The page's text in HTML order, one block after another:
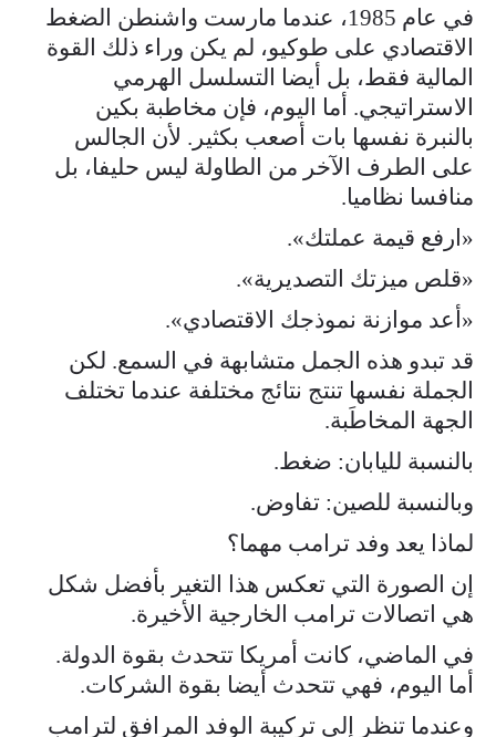
في عام 1985، عندما مارست واشنطن الضغط
الاقتصادي على طوكيو، لم يكن وراء ذلك القوة
المالية فقط، بل أيضا التسلسل الهرمي
الاستراتيجي. أما اليوم، فإن مخاطبة بكين
بالنبرة نفسها بات أصعب بكثير. لأن الجالس
على الطرف الآخر من الطاولة ليس حليفا، بل
منافسا نظاميا.
«ارفع قيمة عملتك».
«قلص ميزتك التصديرية».
«أعد موازنة نموذجك الاقتصادي».
قد تبدو هذه الجمل متشابهة في السمع. لكن
الجملة نفسها تنتج نتائج مختلفة عندما تختلف
الجهة المخاطَبة.
بالنسبة لليابان: ضغط.
وبالنسبة للصين: تفاوض.
لماذا يعد وفد ترامب مهما؟
إن الصورة التي تعكس هذا التغير بأفضل شكل
هي اتصالات ترامب الخارجية الأخيرة.
في الماضي، كانت أمريكا تتحدث بقوة الدولة.
أما اليوم، فهي تتحدث أيضا بقوة الشركات.
وعندما تنظر إلى تركيبة الوفد المرافق لترامب